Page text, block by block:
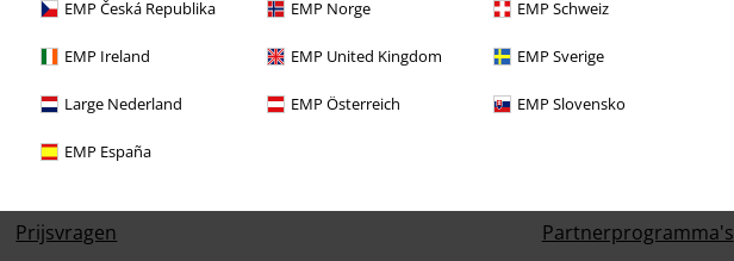
EMP Česká Republika EMP Norge EMP Schweiz
EMP Ireland EMP United Kingdom EMP Sverige
Large Nederland EMP Österreich EMP Slovensko
EMP España
Prijsvragen
Partnerprogramma's